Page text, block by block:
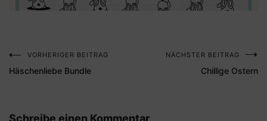
Beitragsnavigation
VORHERIGER BEITRAG
Häschenliebe Bundle
NÄCHSTER BEITRAG
Chillige Ostern